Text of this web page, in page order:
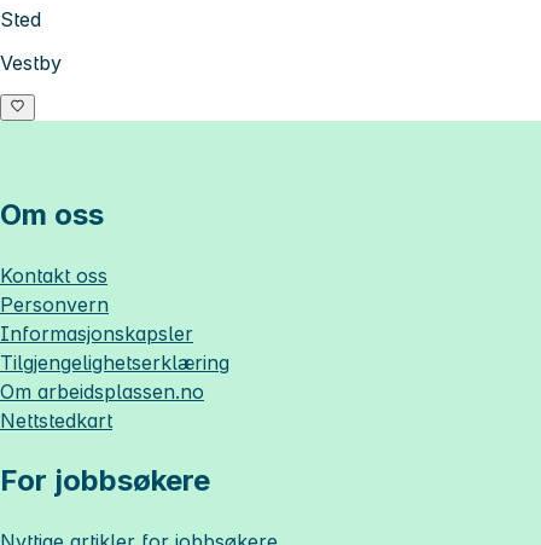
Sted
Vestby
Om oss
Kontakt oss
Personvern
Informasjonskapsler
Tilgjengelighetserklæring
Om arbeidsplassen.no
Nettstedkart
For jobbsøkere